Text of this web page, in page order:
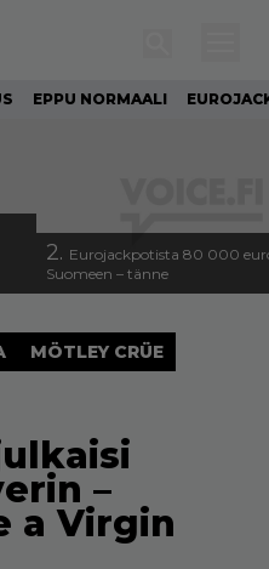
EPPU NORMAALI
2. Eurojackpotista 80 000
Suomeen – tänne
MÖTLEY CRÜE
–
a Virgin